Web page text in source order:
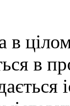
в
в